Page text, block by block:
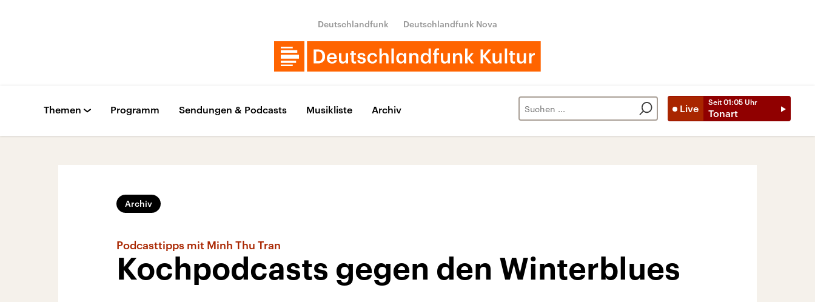
Deutschlandfunk Deutschlandfunk Nova
Live
Seit 01:05 Uhr
Tonart
Themen Programm Sendungen & Podcasts Musikliste Archiv
Archiv
Podcasttipps mit Minh Thu Tran
Kochpodcasts gegen den Winterblues